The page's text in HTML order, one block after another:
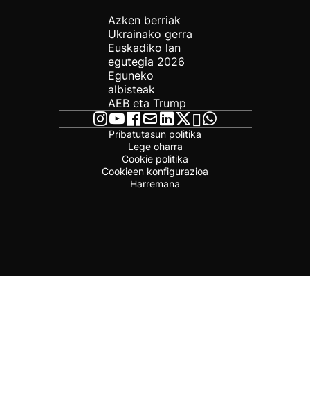
Azken berriak
Ukrainako gerra
Euskadiko lan
egutegia 2026
Eguneko
albisteak
AEB eta Trump
Pribatutasun politika
Lege oharra
Cookie politika
Cookieen konfigurazioa
Harremana